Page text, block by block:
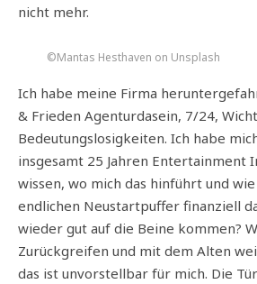
nicht mehr.
©Mantas Hesthaven on Unsplash
Ich habe meine Firma
& Frieden Agenturdasein, 7/24,
Bedeutungslosigkeiten. Ich habe
insgesamt 25 Jahren Entertainment
wissen, wo mich das hinführt und
endlichen Neustartpuffer finanziell
wieder gut auf die Beine kommen?
Zurückgreifen und mit dem Alten
das ist unvorstellbar für mich. Die